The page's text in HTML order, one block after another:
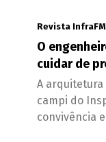
Revista InfraFM
O
cuidar de
A arquitetura
campi do
convivência